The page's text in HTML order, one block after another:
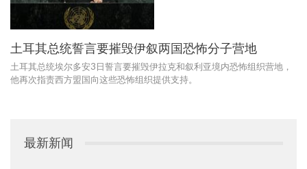
土耳其总统誓言要摧毁伊叙两国恐怖分子营地
土耳其总统埃尔多安3日誓言要摧毁伊拉克和叙利亚境内恐怖组织营地，
他再次指责西方盟国向这些恐怖组织提供支持。
最新新闻